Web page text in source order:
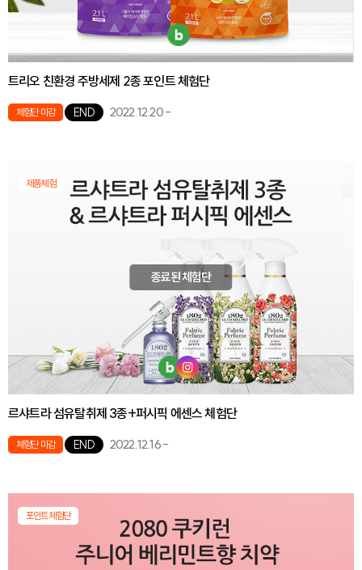
트리오 친환경 주방세제 2종 포인트 체험단
체험단 마감 END 2022.12.20-
제품체험
종료된 체험단
르샤트라 섬유탈취제 3종+퍼시픽 에센스 체험단
체험단 마감 END 2022.12.16-
포인트체험단